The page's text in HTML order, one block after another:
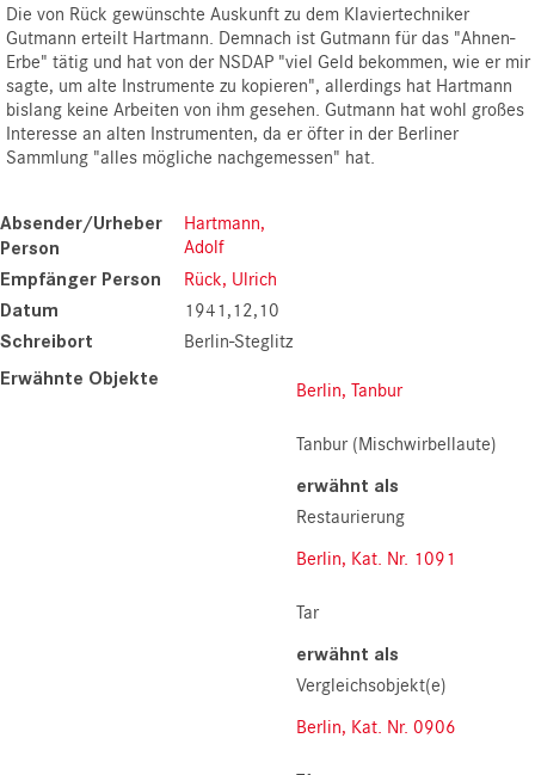
Die von Rück gewünschte Auskunft zu dem Klaviertechniker
Gutmann erteilt Hartmann. Demnach ist Gutmann für das "Ahnen-
Erbe" tätig und hat von der NSDAP "viel Geld bekommen, wie er mir
sagte, um alte Instrumente zu kopieren", allerdings hat Hartmann
bislang keine Arbeiten von ihm gesehen. Gutmann hat wohl großes
Interesse an alten Instrumenten, da er öfter in der Berliner
Sammlung "alles mögliche nachgemessen" hat.
Absender/Urheber
Person
Hartmann,
Adolf
Empfänger Person Rück, Ulrich
Datum 1941,12,10
Schreibort Berlin-Steglitz
Erwähnte Objekte Berlin, Tanbur
Tanbur (Mischwirbellaute)
erwähnt als
Restaurierung
Berlin, Kat. Nr. 1091
Tar
erwähnt als
Vergleichsobjekt(e)
Berlin, Kat. Nr. 0906